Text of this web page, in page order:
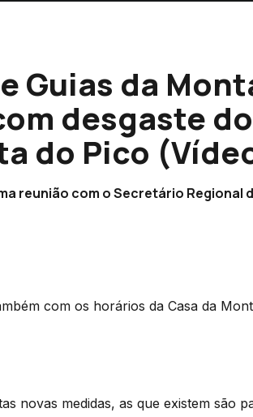
Guias da
desgaste
do Pico
reunião com o Secretário Regional
com os horários da Casa da
novas medidas, as que existem são